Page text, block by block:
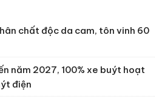
chất độc da cam, tôn vinh 60
năm 2027, 100% xe buýt hoạt
điện